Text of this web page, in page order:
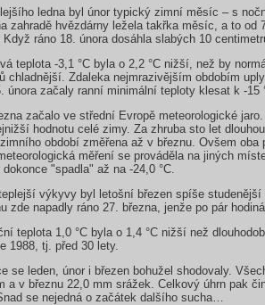
ledna byl únor typický zimní měsíc – s
zahradě hvězdárny ležela takřka měsíc, a to
ráno 18. února dosáhla slabých 10
teplota -3,1 °C byla o 2,2 °C nižší, než by
chladnější. Zdaleka nejmrazivějším obdobím
února začaly ranní minimální teploty klesat k -15
začalo ve střední Evropě meteorologické
hodnotu celé zimy. Za zhruba sto let
období změřena až v březnu. Ovšem
měření se prováděla na jiných
"spadla" až na -24,0 °C.
výkyvy byl letošní březen spíše
zde napadly ráno 27. března, jenže po pár
teplota 1,0 °C byla o 1,4 °C nižší než
1988, tj. před 30 lety.
se leden, únor i březen bohužel shodovaly.
a v březnu 22,0 mm srážek. Celkový úhrn pak
se nejedná o začátek dalšího sucha…